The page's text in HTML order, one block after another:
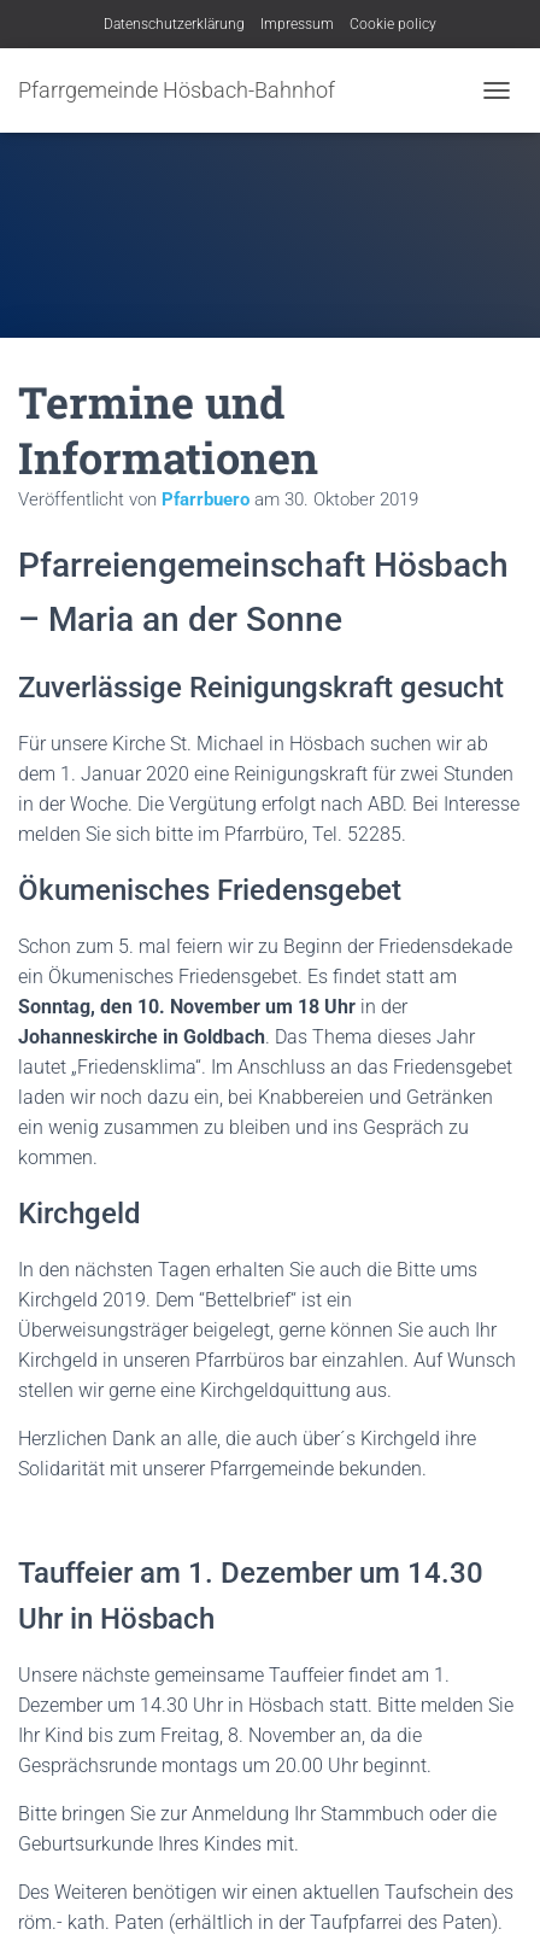
Datenschutzerklärung Impressum Cookie policy
Pfarrgemeinde Hösbach-Bahnhof
A
U
Termine und
Informationen
Veröffentlicht von Pfarrbuero am 30. Oktober 2019
Pfarreiengemeinschaft Hösbach
– Maria an der Sonne
Zuverlässige Reinigungskraft gesucht
Für unsere Kirche St. Michael in Hösbach suchen wir ab
dem 1. Januar 2020 eine Reinigungskraft für zwei Stunden
in der Woche. Die Vergütung erfolgt nach ABD. Bei Interesse
melden Sie sich bitte im Pfarrbüro, Tel. 52285.
Ökumenisches Friedensgebet
Schon zum 5. mal feiern wir zu Beginn der Friedensdekade
ein Ökumenisches Friedensgebet. Es findet statt am
Sonntag, den 10. November um 18 Uhr in der
Johanneskirche in Goldbach. Das Thema dieses Jahr
lautet „Friedensklima“. Im Anschluss an das Friedensgebet
laden wir noch dazu ein, bei Knabbereien und Getränken
ein wenig zusammen zu bleiben und ins Gespräch zu
kommen.
Kirchgeld
In den nächsten Tagen erhalten Sie auch die Bitte ums
Kirchgeld 2019. Dem “Bettelbrief“ ist ein
Überweisungsträger beigelegt, gerne können Sie auch Ihr
Kirchgeld in unseren Pfarrbüros bar einzahlen. Auf Wunsch
stellen wir gerne eine Kirchgeldquittung aus.
Herzlichen Dank an alle, die auch über´s Kirchgeld ihre
Solidarität mit unserer Pfarrgemeinde bekunden.
Tauffeier am 1. Dezember um 14.30
Uhr in Hösbach
Unsere nächste gemeinsame Tauffeier findet am 1.
Dezember um 14.30 Uhr in Hösbach statt. Bitte melden Sie
Ihr Kind bis zum Freitag, 8. November an, da die
Gesprächsrunde montags um 20.00 Uhr beginnt.
Bitte bringen Sie zur Anmeldung Ihr Stammbuch oder die
Geburtsurkunde Ihres Kindes mit.
Des Weiteren benötigen wir einen aktuellen Taufschein des
röm.- kath. Paten (erhältlich in der Taufpfarrei des Paten).